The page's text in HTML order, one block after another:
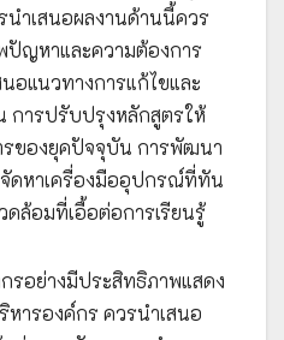
ำเสนอผลงานด้านนี้ควร
ปัญหาและความต้องการ
อแนวทางการแก้ไขและ
การปรับปรุงหลักสูตรให้
ของยุคปัจจุบัน การพัฒนา
ดหาเครื่องมืออุปกรณ์ที่ทัน
ดล้อมที่เอื้อต่อการเรียนรู้
รอย่างมีประสิทธิภาพแสดง
ารองค์กร ควรนำเสนอ